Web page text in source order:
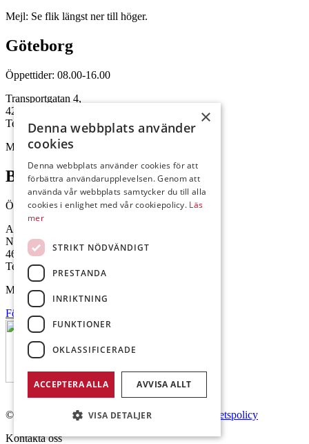
Mejl: Se flik längst ner till höger.
Göteborg
Öppettider: 08.00-16.00
Transportgatan 4,
422 46 Hisings Backa
Telefon: 0708-115352
Mejl: Se flik längst ner till höger.
Brålanda
Öppettider: 07:00-16:00
Andrésen Maskin i Brålanda AB
Nuntorp 301
464 64 Brålanda
Telefon: 0521-57 57 30
Mejl: Se flik längst ner till höger.
Följ oss på Facebook
© Copyright 2026 Andrésen Maskin AB.
Integritetspolicy
Kontakta oss
×
Denna webbplats använder
cookies
Denna webbplats använder cookies för att
förbättra användarupplevelsen. Genom att
använda vår webbplats samtycker du till alla
cookies i enlighet med vår cookiepolicy. Läs
mer
STRIKT NÖDVÄNDIGT
PRESTANDA
INRIKTNING
FUNKTIONER
OKLASSIFICERADE
ACCEPTERA ALLA AVVISA ALLT
VISA DETALJER